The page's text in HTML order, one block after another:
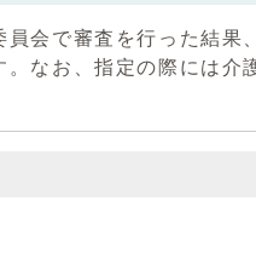
会で審査を行った結果
なお、指定の際には介